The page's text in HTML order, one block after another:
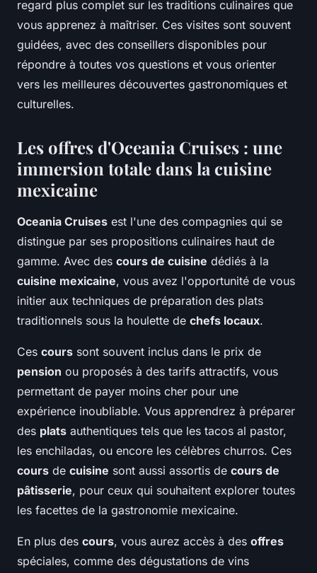
regard plus complet sur les traditions culinaires que
vous apprenez à maîtriser. Ces visites sont souvent
guidées, avec des conseillers disponibles pour
répondre à toutes vos questions et vous orienter
vers les meilleures découvertes gastronomiques et
culturelles.
Les offres d'Oceania Cruises : une
immersion totale dans la cuisine
mexicaine
Oceania Cruises est l'une des compagnies qui se
distingue par ses propositions culinaires haut de
gamme. Avec des cours de cuisine dédiés à la
cuisine mexicaine, vous avez l'opportunité de vous
initier aux techniques de préparation des plats
traditionnels sous la houlette de chefs locaux.
Ces cours sont souvent inclus dans le prix de
pension ou proposés à des tarifs attractifs, vous
permettant de payer moins cher pour une
expérience inoubliable. Vous apprendrez à préparer
des plats authentiques tels que les tacos al pastor,
les enchiladas, ou encore les célèbres churros. Ces
cours de cuisine sont aussi assortis de cours de
pâtisserie, pour ceux qui souhaitent explorer toutes
les facettes de la gastronomie mexicaine.
En plus des cours, vous aurez accès à des offres
spéciales, comme des dégustations de vins